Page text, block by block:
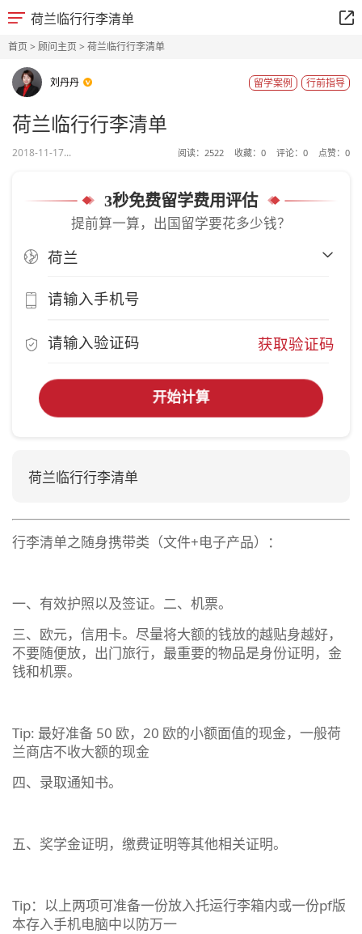
荷兰临行行李清单
首页> 顾问主页> 荷兰临行行李清单
刘丹丹 行前指导
留学案例
荷兰临行行李清单
2018-11-17... 阅读： 2522 收藏： 0 评论： 0 点赞： 0
3秒免费留学费用评估
提前算一算，出国留学要花多少钱？
获取验证码
开始计算
荷兰临行行李清单
行李清单之随身携带类（文件+电子产品）：
一、有效护照以及签证。二、机票。
三、欧元，信用卡。尽量将大额的钱放的越贴身越好，
不要随便放，出门旅行，最重要的物品是身份证明，金
钱和机票。
Tip: 最好准备 50 欧，20 欧的小额面值的现金，一般荷
兰商店不收大额的现金
四、录取通知书。
五、奖学金证明，缴费证明等其他相关证明。
Tip：以上两项可准备一份放入托运行李箱内或一份pf版
本存入手机电脑中以防万一